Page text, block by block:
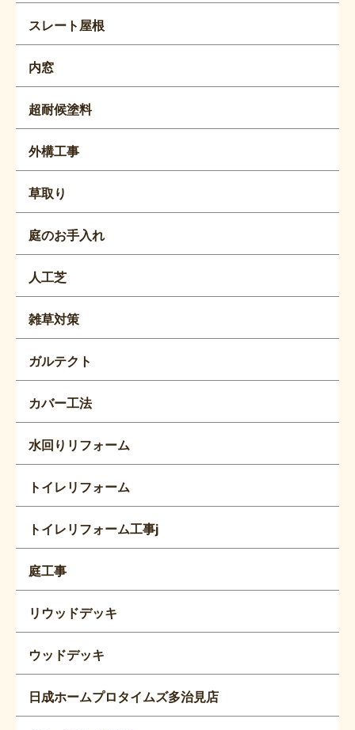
スレート屋根
内窓
超耐候塗料
外構工事
草取り
庭のお手入れ
人工芝
雑草対策
ガルテクト
カバー工法
水回りリフォーム
トイレリフォーム
トイレリフォーム工事j
庭工事
リウッドデッキ
ウッドデッキ
日成ホームプロタイムズ多治見店